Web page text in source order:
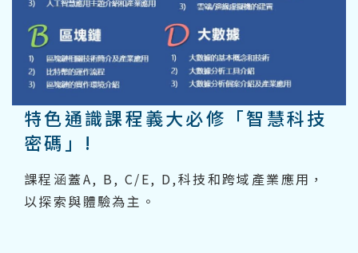
特色通識課程義大必修「智慧科技
密碼」!
課程​涵蓋A, B, C/E, D,科技和跨域產業應用，
以探索與體驗為主。